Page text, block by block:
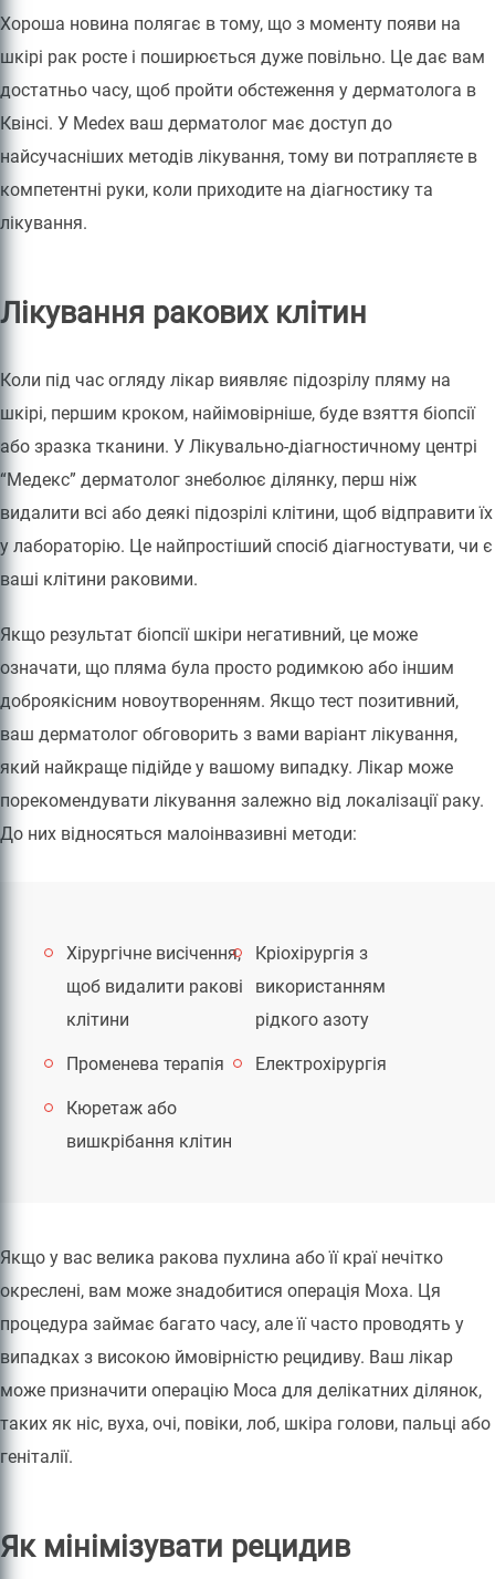
Хороша новина полягає в тому, що з моменту появи на
шкірі рак росте і поширюється дуже повільно. Це дає вам
достатньо часу, щоб пройти обстеження у дерматолога в
Квінсі. У Medex ваш дерматолог має доступ до
найсучасніших методів лікування, тому ви потрапляєте в
компетентні руки, коли приходите на діагностику та
лікування.
Лікування ракових клітин
Коли під час огляду лікар виявляє підозрілу пляму на
шкірі, першим кроком, найімовірніше, буде взяття біопсії
або зразка тканини. У Лікувально-діагностичному центрі
“Медекс” дерматолог знеболює ділянку, перш ніж
видалити всі або деякі підозрілі клітини, щоб відправити їх
у лабораторію. Це найпростіший спосіб діагностувати, чи є
ваші клітини раковими.
Якщо результат біопсії шкіри негативний, це може
означати, що пляма була просто родимкою або іншим
доброякісним новоутворенням. Якщо тест позитивний,
ваш дерматолог обговорить з вами варіант лікування,
який найкраще підійде у вашому випадку. Лікар може
порекомендувати лікування залежно від локалізації раку.
До них відносяться малоінвазивні методи:
Хірургічне висічення,
щоб видалити ракові
клітини
Кріохірургія з
використанням
рідкого азоту
Променева терапія Електрохірургія
Кюретаж або
вишкрібання клітин
Якщо у вас велика ракова пухлина або її краї нечітко
окреслені, вам може знадобитися операція Моха. Ця
процедура займає багато часу, але її часто проводять у
випадках з високою ймовірністю рецидиву. Ваш лікар
може призначити операцію Моса для делікатних ділянок,
таких як ніс, вуха, очі, повіки, лоб, шкіра голови, пальці або
геніталії.
Як мінімізувати рецидив